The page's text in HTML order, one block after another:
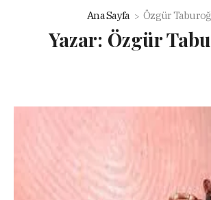
Ana Sayfa Özgür
Yazar: Özgür